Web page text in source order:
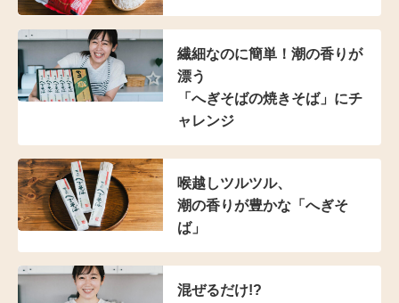
繊細なのに簡単！潮の香りが
漂う
「へぎそばの焼きそば」にチ
ャレンジ
喉越しツルツル、
潮の香りが豊かな「へぎそ
ば」
混ぜるだけ!?